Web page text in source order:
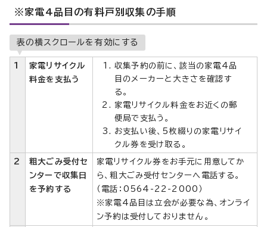
※家電4品目の有料戸別収集の手順
表の横スクロールを有効にする
1
家電リサイクル
料金を支払う
収集予約の前に、該当の家電4品
目のメーカーと大きさを確認す
る。
家電リサイクル料金をお近くの郵
便局で支払う。
お支払い後、5枚綴りの家電リサイ
クル券を受け取る。
2
粗大ごみ受付セ
ンターで収集日
を予約する
家電リサイクル券をお手元に用意してか
ら、粗大ごみ受付センターへ電話する。
（電話：0564-22-2000）
※家電4品目は立会が必要な為、オンライ
ン予約は受付しておりません。